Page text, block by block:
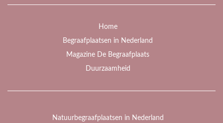
Home
Begraafplaatsen in Nederland
Magazine De Begraafplaats
Duurzaamheid
Natuurbegraafplaatsen in Nederland